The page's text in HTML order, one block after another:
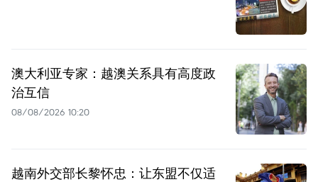
澳大利亚专家：越澳关系具有高度政
治互信
08/08/2026 10:20
越南外交部长黎怀忠：让东盟不仅适